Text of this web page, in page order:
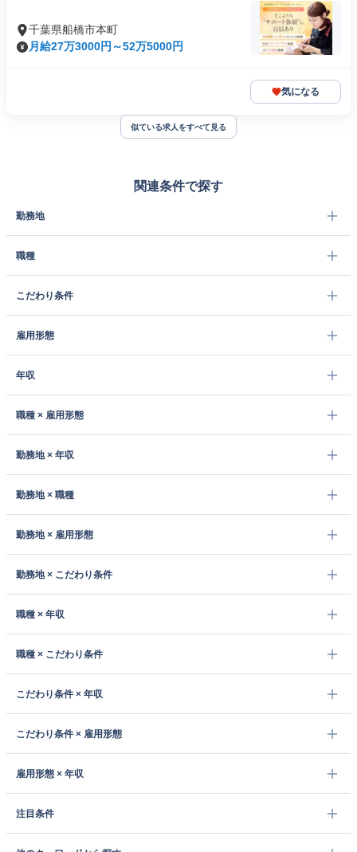
千葉県船橋市本町
月給27万3000円～52万5000円
気になる
似ている求人をすべて見る
関連条件で探す
勤務地
職種
こだわり条件
雇用形態
年収
職種 × 雇用形態
勤務地 × 年収
勤務地 × 職種
勤務地 × 雇用形態
勤務地 × こだわり条件
職種 × 年収
職種 × こだわり条件
こだわり条件 × 年収
こだわり条件 × 雇用形態
雇用形態 × 年収
注目条件